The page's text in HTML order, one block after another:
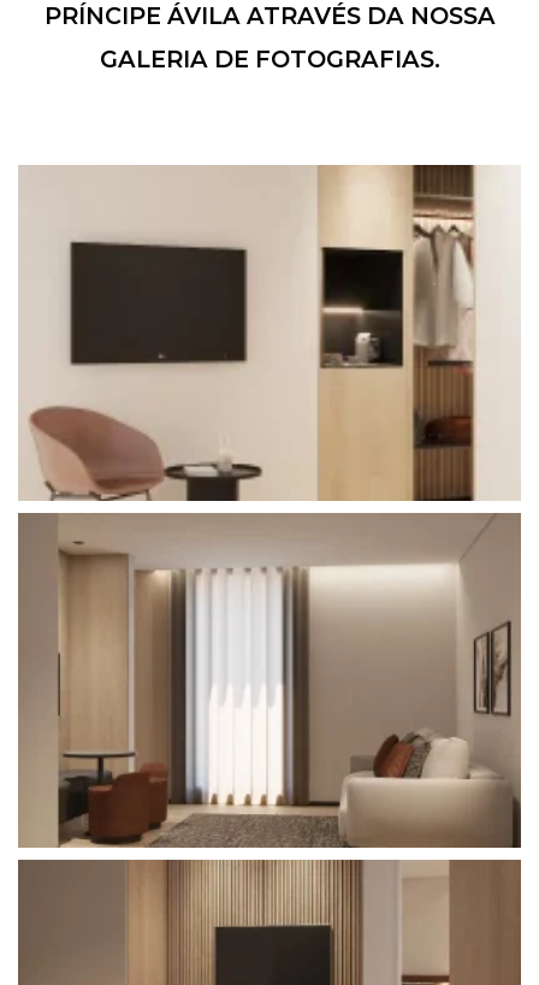
PRÍNCIPE ÁVILA ATRAVÉS DA NOSSA
GALERIA DE FOTOGRAFIAS.